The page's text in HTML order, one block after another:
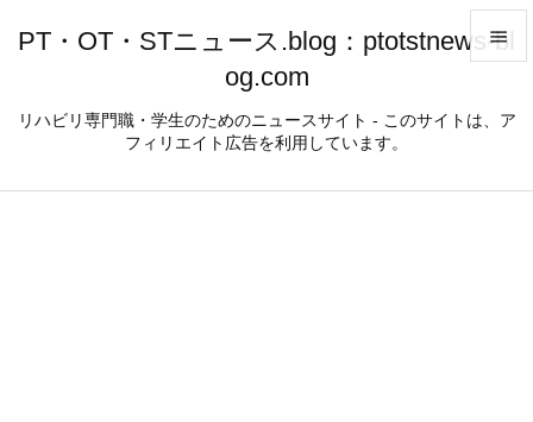
PT・OT・STニュース.blog：ptotstnews-bl
og.com
リハビリ専門職・学生のためのニュースサイト - このサイトは、ア
フィリエイト広告を利用しています。
